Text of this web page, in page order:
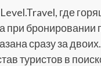
где
при
сразу за
туристов в